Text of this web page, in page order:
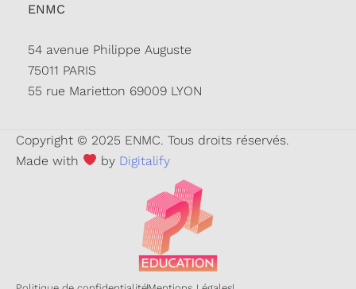
ENMC
54 avenue Philippe Auguste
75011 PARIS
55 rue Marietton 69009 LYON
Copyright © 2025 ENMC. Tous droits réservés.
Made with
by Digitalify